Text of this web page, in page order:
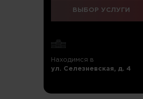
ВЫБОР УСЛУГИ
Находимся в
ул. Селезневская, д. 4